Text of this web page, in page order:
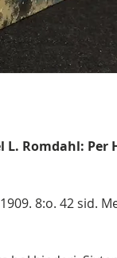
L. Romdahl: Per
8:o. 42 sid.